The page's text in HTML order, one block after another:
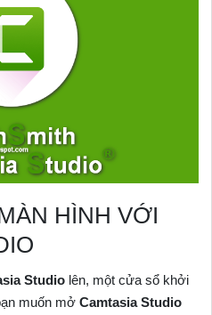
HÌNH VỚI
Studio lên, một cửa sổ khởi
muốn mởCamtasia Studio